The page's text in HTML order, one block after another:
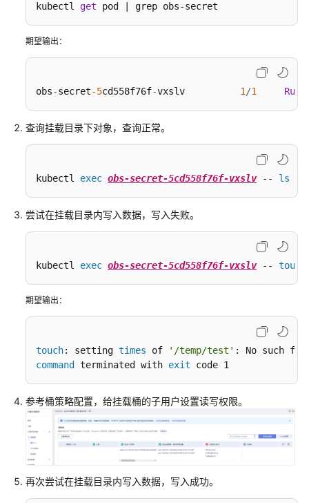
新
对
存
卷
密
后
自
动
跨
区
使
OBS
桶
加
密
对
象
卷
kubectl get pod | grep obs-secret
期望输出：
obs-secret-5cd558f76f-vxslv 1 /1
查询挂载目录下对象，查询正常。
kubectl exec obs-secret-5cd558f76f-vxslv -- ls
尝试在挂载目录内写入数据，写入失败。
kubectl exec obs-secret-5cd558f76f-vxslv -- touch
期望输出：
touch: setting times of
'/temp/test'
command
terminated with exit code 1
参考桶策略配置，给挂载桶的子用户设置读写权限。
再次尝试在挂载目录内写入数据，写入成功。